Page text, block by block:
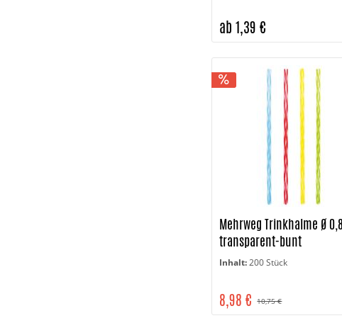
ab 1,39 €
Mehrweg Trinkhalme Ø
transparent-bunt
Inhalt:200 Stück
10,75 €
8,98 €